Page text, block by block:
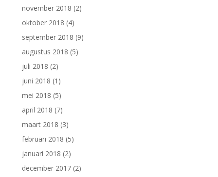
november 2018 (2)
oktober 2018 (4)
september 2018 (9)
augustus 2018 (5)
juli 2018 (2)
juni 2018 (1)
mei 2018 (5)
april 2018 (7)
maart 2018 (3)
februari 2018 (5)
januari 2018 (2)
december 2017(2)